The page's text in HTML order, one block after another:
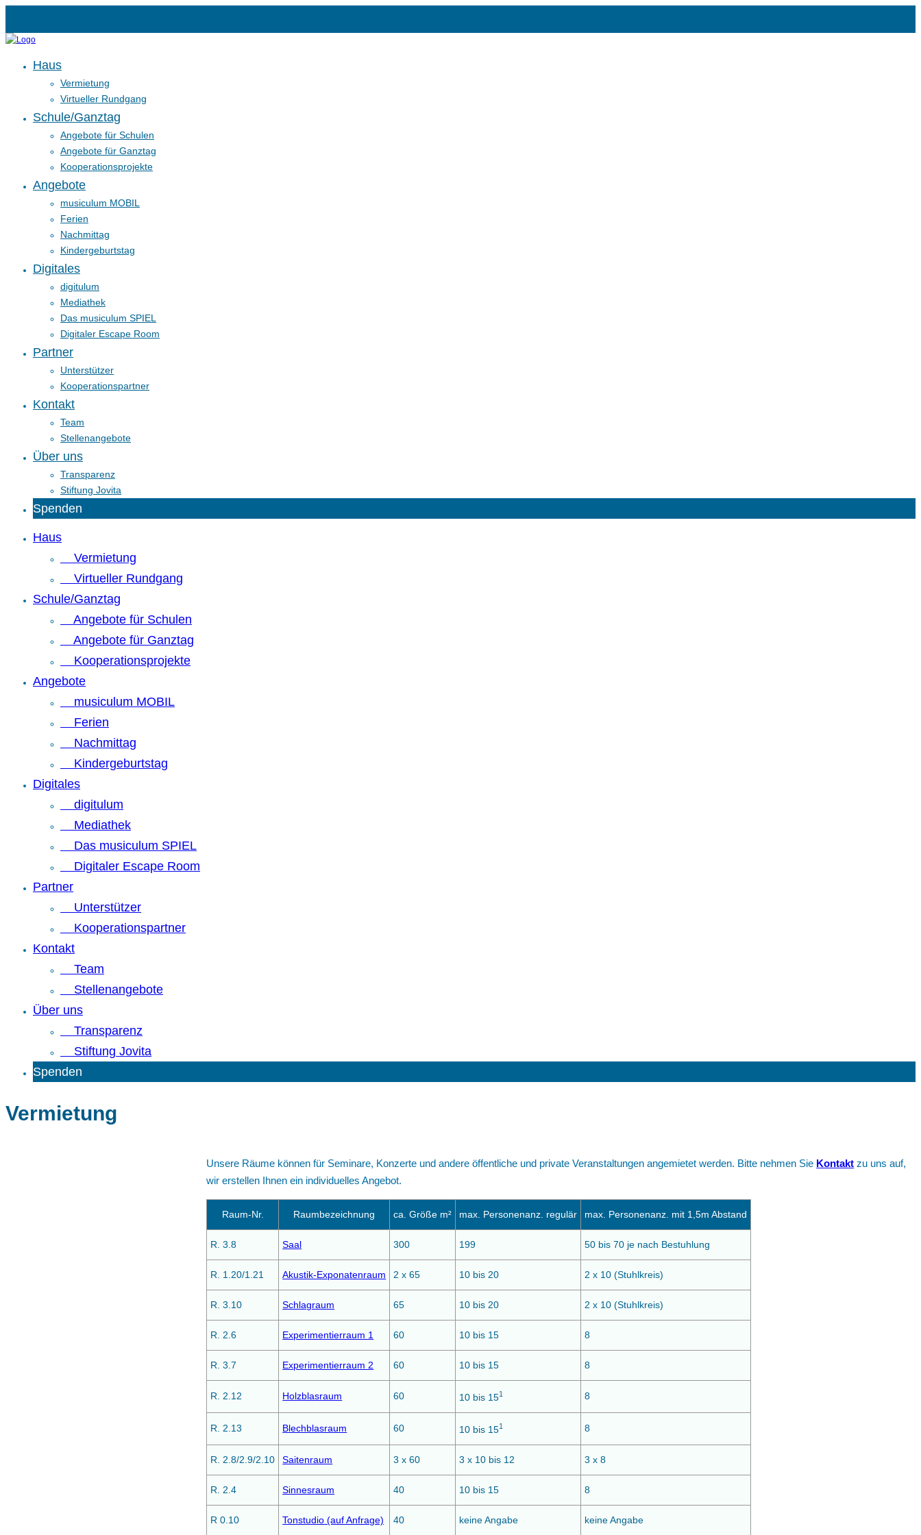
Haus
Vermietung
Virtueller Rundgang
Schule/Ganztag
Angebote für Schulen
Angebote für Ganztag
Kooperationsprojekte
Angebote
musiculum MOBIL
Ferien
Nachmittag
Kindergeburtstag
Digitales
digitulum
Mediathek
Das musiculum SPIEL
Digitaler Escape Room
Partner
Unterstützer
Kooperationspartner
Kontakt
Team
Stellenangebote
Über uns
Transparenz
Stiftung Jovita
Spenden
Haus
Vermietung
Virtueller Rundgang
Schule/Ganztag
Angebote für Schulen
Angebote für Ganztag
Kooperationsprojekte
Angebote
musiculum MOBIL
Ferien
Nachmittag
Kindergeburtstag
Digitales
digitulum
Mediathek
Das musiculum SPIEL
Digitaler Escape Room
Partner
Unterstützer
Kooperationspartner
Kontakt
Team
Stellenangebote
Über uns
Transparenz
Stiftung Jovita
Spenden
Vermietung
Unsere Räume können für Seminare, Konzerte und andere öffentliche und private Veranstaltungen angemietet werden. Bitte nehmen Sie Kontakt zu uns auf,
wir erstellen Ihnen ein individuelles Angebot.
Raum-Nr. Raumbezeichnung ca. Größe m² max. Personenanz. regulär max. Personenanz. mit 1,5m Abstand
R. 3.8 Saal 300 199 50 bis 70 je nach Bestuhlung
R. 1.20/1.21 Akustik-Exponatenraum 2 x 65 10 bis 20 2 x 10 (Stuhlkreis)
R. 3.10 Schlagraum 65 10 bis 20 2 x 10 (Stuhlkreis)
R. 2.6 Experimentierraum 1 60 10 bis 15 8
R. 3.7 Experimentierraum 2 60 10 bis 15 8
R. 2.12 Holzblasraum 60 10 bis 151 8
R. 2.13 Blechblasraum 60 10 bis 151 8
R. 2.8/2.9/2.10 Saitenraum 3 x 60 3 x 10 bis 12 3 x 8
R. 2.4 Sinnesraum 40 10 bis 15 8
R 0.10 Tonstudio (auf Anfrage) 40 keine Angabe keine Angabe